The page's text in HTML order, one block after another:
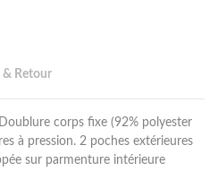
& Retour
corps fixe (92% polyester
à pression. 2 poches extérieures
sur parmenture intérieure